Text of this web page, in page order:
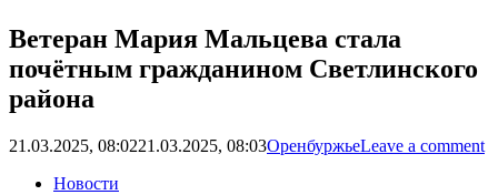
Ветеран Мария Мальцева стала
почётным гражданином Светлинского
района
21.03.2025, 08:0221.03.2025, 08:03ОренбуржьеLeave a comment
Новости